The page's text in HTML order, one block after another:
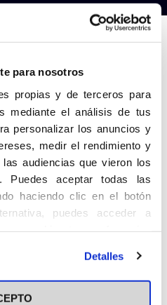
para nosotros
propias y de terceros para
mediante el análisis de tus
personalizar los anuncios y
medir el rendimiento y
audiencias que vieron los
Puedes aceptar todas las
haciendo clic en el botón
puedes acceder a
y cambiar tus preferencias
más información puedes
Detalles